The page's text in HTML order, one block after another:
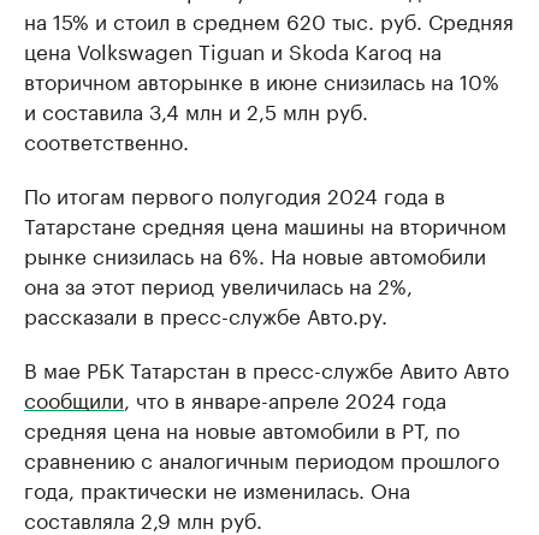
на 15% и стоил в среднем 620 тыс. руб. Средняя
цена Volkswagen Tiguan и Skoda Karoq на
вторичном авторынке в июне снизилась на 10%
и составила 3,4 млн и 2,5 млн руб.
соответственно.
По итогам первого полугодия 2024 года в
Татарстане средняя цена машины на вторичном
рынке снизилась на 6%. На новые автомобили
она за этот период увеличилась на 2%,
рассказали в пресс-службе Авто.ру.
В мае РБК Татарстан в пресс-службе Авито Авто
сообщили , что в январе-апреле 2024 года
средняя цена на новые автомобили в РТ, по
сравнению с аналогичным периодом прошлого
года, практически не изменилась. Она
составляла 2,9 млн руб.